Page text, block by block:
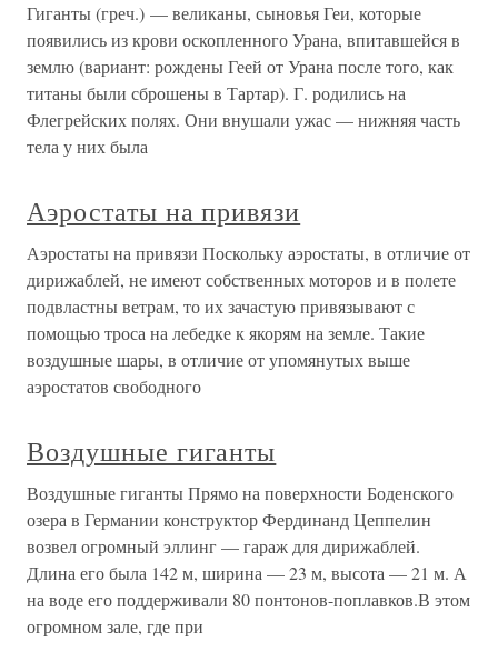
Гиганты (греч.) — великаны, сыновья Геи, которые
появились из крови оскопленного Урана, впитавшейся в
землю (вариант: рождены Геей от Урана после того, как
титаны были сброшены в Тартар). Г. родились на
Флегрейских полях. Они внушали ужас — нижняя часть
тела у них была
Аэростаты на привязи
Аэростаты на привязи Поскольку аэростаты, в отличие от
дирижаблей, не имеют собственных моторов и в полете
подвластны ветрам, то их зачастую привязывают с
помощью троса на лебедке к якорям на земле. Такие
воздушные шары, в отличие от упомянутых выше
аэростатов свободного
Воздушные гиганты
Воздушные гиганты Прямо на поверхности Боденского
озера в Германии конструктор Фердинанд Цеппелин
возвел огромный эллинг — гараж для дирижаблей.
Длина его была 142 м, ширина — 23 м, высота — 21 м. А
на воде его поддерживали 80 понтонов-поплавков.В этом
огромном зале, где при